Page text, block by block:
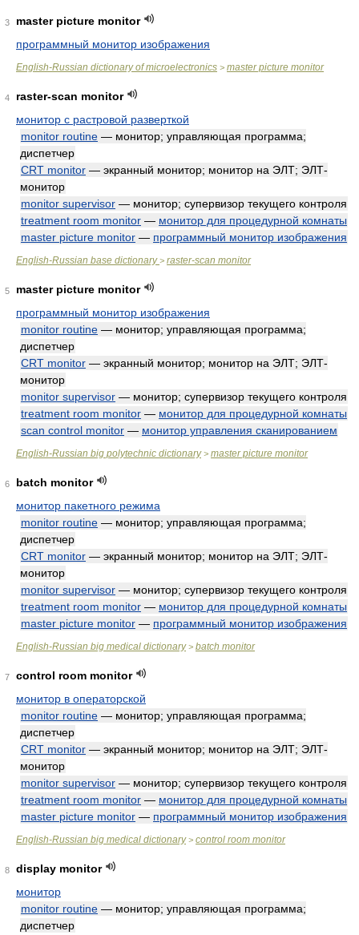
3
master picture monitor
программный монитор изображения
English-Russian dictionary of microelectronics > master picture monitor
4
raster-scan monitor
монитор с растровой разверткой
monitor routine — монитор; управляющая программа;
диспетчер
CRT monitor — экранный монитор; монитор на ЭЛТ; ЭЛТ-
монитор
monitor supervisor — монитор; супервизор текущего контроля
treatment room monitor — монитор для процедурной комнаты
master picture monitor — программный монитор изображения
English-Russian base dictionary> raster-scan monitor
5
master picture monitor
программный монитор изображения
monitor routine — монитор; управляющая программа;
диспетчер
CRT monitor — экранный монитор; монитор на ЭЛТ; ЭЛТ-
монитор
monitor supervisor — монитор; супервизор текущего контроля
treatment room monitor — монитор для процедурной комнаты
scan control monitor — монитор управления сканированием
English-Russian big polytechnic dictionary> master picture monitor
6
batch monitor
монитор пакетного режима
monitor routine — монитор; управляющая программа;
диспетчер
CRT monitor — экранный монитор; монитор на ЭЛТ; ЭЛТ-
монитор
monitor supervisor — монитор; супервизор текущего контроля
treatment room monitor — монитор для процедурной комнаты
master picture monitor — программный монитор изображения
English-Russian big medical dictionary> batch monitor
7
control room monitor
монитор в операторской
monitor routine — монитор; управляющая программа;
диспетчер
CRT monitor — экранный монитор; монитор на ЭЛТ; ЭЛТ-
монитор
monitor supervisor — монитор; супервизор текущего контроля
treatment room monitor — монитор для процедурной комнаты
master picture monitor — программный монитор изображения
English-Russian big medical dictionary> control room monitor
8
display monitor
монитор
monitor routine — монитор; управляющая программа;
диспетчер